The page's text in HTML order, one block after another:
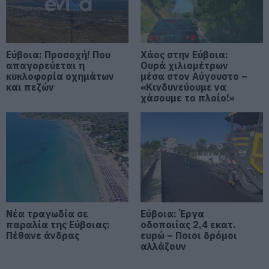
Market Pass: Νέος κύκλος από το
φθινόπωρο του 2026 – Πότε
αναμένονται οι πληρωμές
09.08.2026 | 15:20
Εύβοια: Έργα οδοποιίας 2,4 εκατ.
ευρώ – Ποιοι δρόμοι αλλάζουν
Τουρισμός για Όλους 2026-2027:
Ποιοι κάνουν αίτηση σήμερα –
Έως 600 ευρώ η επιδότηση
Έκτακτα μέτρα και απαγορεύσεις
σήμερα στην Εύβοια – Μεγάλη
προσοχή!
09.08.2026 | 14:20
Εύβοια: Προσοχή! Που
απαγορεύεται η
κυκλοφορία οχημάτων
και πεζών
Χάος στην Εύβοια:
Ουρά χιλιομέτρων
μέσα στον Αύγουστο –
«Κινδυνεύουμε να
χάσουμε το πλοίο!»
Νέα τραγωδία σε
παραλία της Εύβοιας:
Πέθανε άνδρας
Εύβοια: Έργα
οδοποιίας 2,4 εκατ.
ευρώ – Ποιοι δρόμοι
αλλάζουν